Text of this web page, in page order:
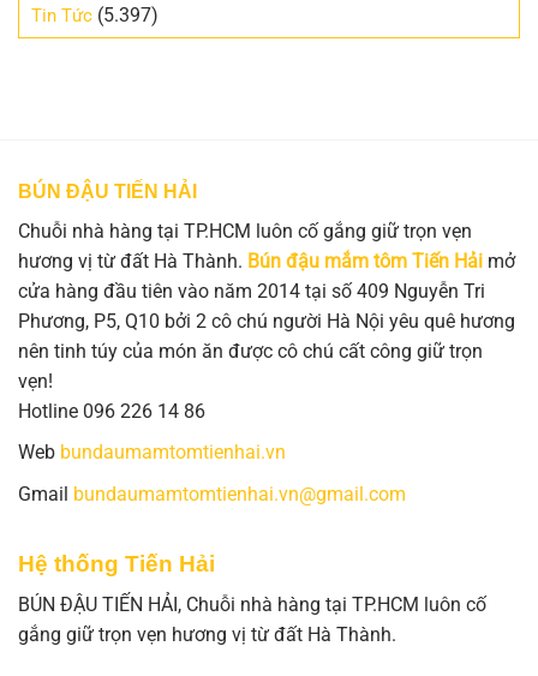
Tin Tức (5.397)
BÚN ĐẬU TIẾN HẢI
Chuỗi nhà hàng tại TP.HCM luôn cố gắng giữ trọn vẹn
hương vị từ đất Hà Thành. Bún đậu mắm tôm Tiến Hải mở
cửa hàng đầu tiên vào năm 2014 tại số 409 Nguyễn Tri
Phương, P5, Q10 bởi 2 cô chú người Hà Nội yêu quê hương
nên tinh túy của món ăn được cô chú cất công giữ trọn
vẹn!
Hotline 096 226 14 86
Web bundaumamtomtienhai.vn
Gmail bundaumamtomtienhai.vn@gmail.com
Hệ thống Tiến Hải
BÚN ĐẬU TIẾN HẢI, Chuỗi nhà hàng tại TP.HCM luôn cố
gắng giữ trọn vẹn hương vị từ đất Hà Thành.